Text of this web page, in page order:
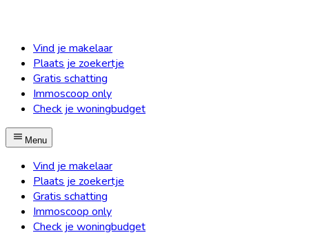
Vind je makelaar
Plaats je zoekertje
Gratis schatting
Immoscoop only
Check je woningbudget
Menu
Vind je makelaar
Plaats je zoekertje
Gratis schatting
Immoscoop only
Check je woningbudget